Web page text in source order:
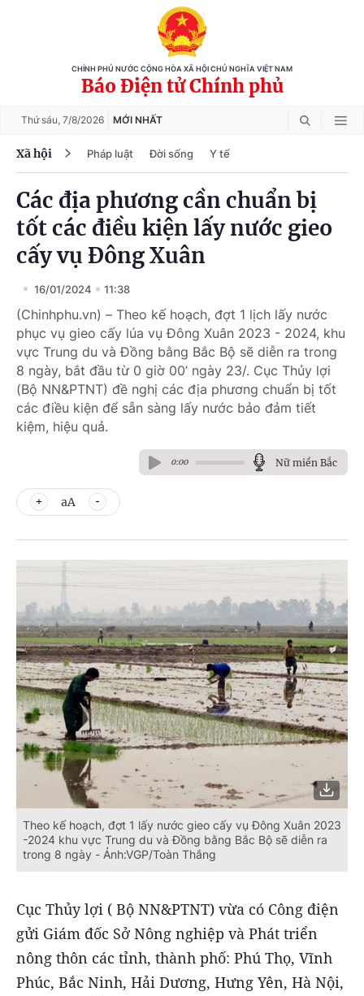
CHÍNH PHỦ NƯỚC CỘNG HÒA XÃ HỘI CHỦ NGHĨA VIỆT NAM
Báo Điện tử Chính phủ
Thứ sáu, 7/8/2026 MỚI NHẤT
Xã hội Pháp luật Đời sống Y tế
Các địa phương cần chuẩn bị
tốt các điều kiện lấy nước gieo
cấy vụ Đông Xuân
16/01/2024 11:38
(Chinhphu.vn) – Theo kế hoạch, đợt 1 lịch lấy nước
phục vụ gieo cấy lúa vụ Đông Xuân 2023 - 2024, khu
vực Trung du và Đồng bằng Bắc Bộ sẽ diễn ra trong
8 ngày, bắt đầu từ 0 giờ 00’ ngày 23/. Cục Thủy lợi
(Bộ NN&PTNT) đề nghị các địa phương chuẩn bị tốt
các điều kiện để sẵn sàng lấy nước bảo đảm tiết
kiệm, hiệu quả.
0:00 Nữ miền Bắc
aA
Theo kế hoạch, đợt 1 lấy nước gieo cấy vụ Đông Xuân 2023
-2024 khu vực Trung du và Đồng bằng Bắc Bộ sẽ diễn ra
trong 8 ngày - Ảnh:VGP/Toàn Thắng
Cục Thủy lợi ( Bộ NN&PTNT) vừa có Công điện
gửi Giám đốc Sở Nông nghiệp và Phát triển
nông thôn các tỉnh, thành phố: Phú Thọ, Vĩnh
Phúc, Bắc Ninh, Hải Dương, Hưng Yên, Hà Nội,